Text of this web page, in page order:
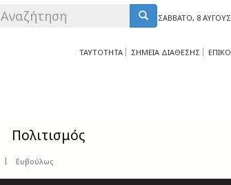
ΣΆΒΒΑΤΟ, 8
SEARCH
ΤΑΥΤΟΤΗΤΑ ΣΗΜΕΙΑ ΔΙΑΘΕΣΗΣ
Πολιτισμός
Ευβούλως